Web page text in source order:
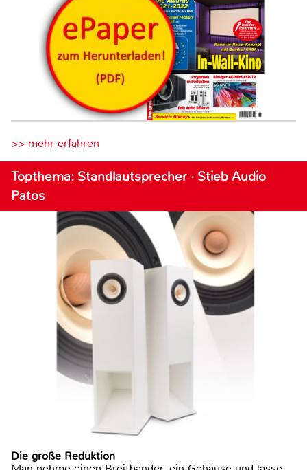
>> mehr erfahren
Topthema: Standlautsprecher · Stieb Audio
Patos
Die große Reduktion